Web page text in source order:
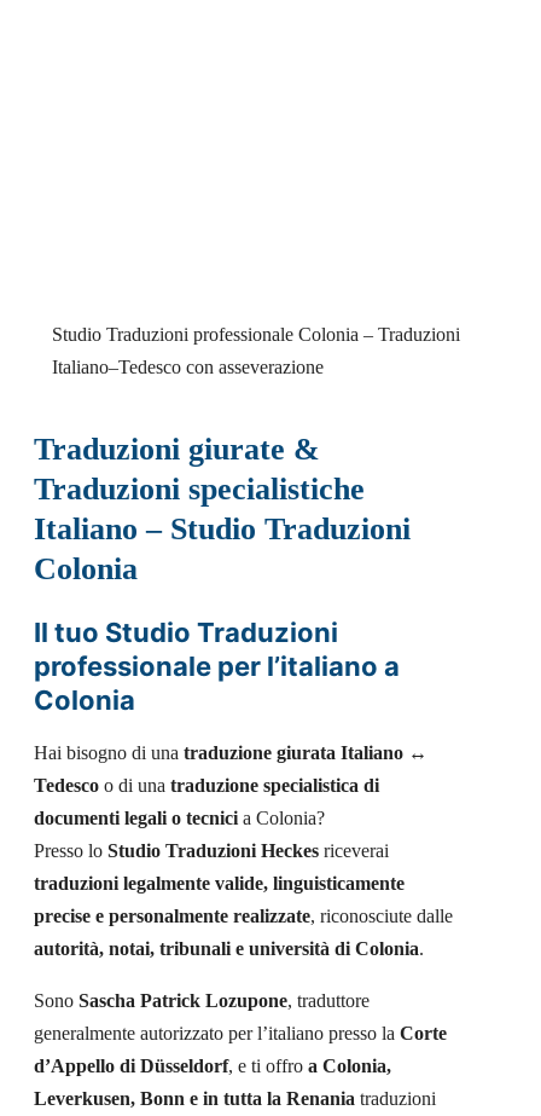
Studio Traduzioni professionale Colonia – Traduzioni
Italiano–Tedesco con asseverazione
Traduzioni giurate &
Traduzioni specialistiche
Italiano – Studio Traduzioni
Colonia
Il tuo Studio Traduzioni
professionale per l’italiano a
Colonia
Hai bisogno di una traduzione giurata Italiano ↔
Tedesco o di una traduzione specialistica di
documenti legali o tecnici a Colonia?
Presso lo Studio Traduzioni Heckes riceverai
traduzioni legalmente valide, linguisticamente
precise e personalmente realizzate, riconosciute dalle
autorità, notai, tribunali e università di Colonia.
Sono Sascha Patrick Lozupone, traduttore
generalmente autorizzato per l’italiano presso la Corte
d’Appello di Düsseldorf, e ti offro a Colonia,
Leverkusen, Bonn e in tutta la Renania traduzioni